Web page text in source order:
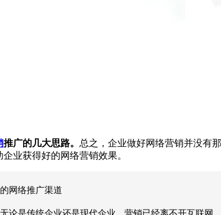
推广的几大思路。 总之，企业做好网络营销并没有
业获得好的网络营销效果。
网络推广渠道
论是传统企业还是现代企业，营销已经离不开互联网